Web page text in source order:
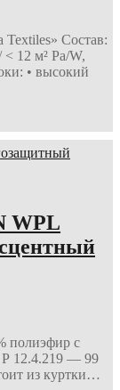
Textiles» Состав:
12 м² Pa/W,
• высокий
WPL
полиэфир с
12.4.219 — 99
из куртки…